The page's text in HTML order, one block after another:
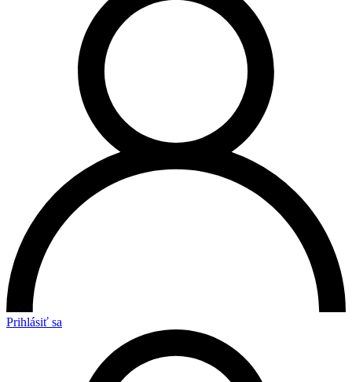
Prihlásiť sa